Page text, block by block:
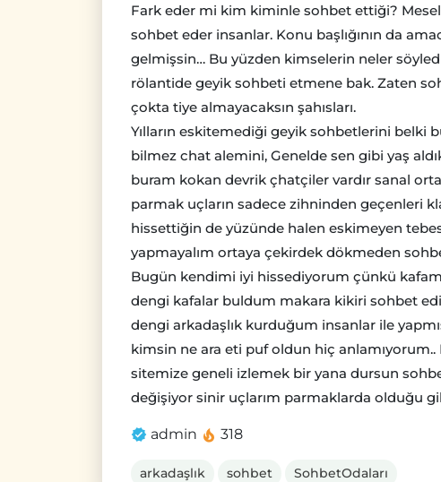
Fark eder mi kim kiminle sohbet ettiği?
sohbet eder insanlar. Konu başlığının da
gelmişsin… Bu yüzden kimselerin neler
rölantide geyik sohbeti etmene bak. Zaten
çokta tiye almayacaksın şahısları.
Yılların eskitemediği geyik sohbetlerini belki
bilmez chat alemini, Genelde sen gibi yaş
buram kokan devrik çhatçiler vardır sanal
parmak uçların sadece zihninden geçenleri
hissettiğin de yüzünde halen eskimeyen
yapmayalım ortaya çekirdek dökmeden
Bugün kendimi iyi hissediyorum çünkü
dengi kafalar buldum makara kikiri sohbet
dengi arkadaşlık kurduğum insanlar ile
kimsin ne ara eti puf oldun hiç
sitemize geneli izlemek bir yana dursun
değişiyor sinir uçlarım parmaklarda olduğu
admin 318
arkadaşlık sohbet SohbetOdaları